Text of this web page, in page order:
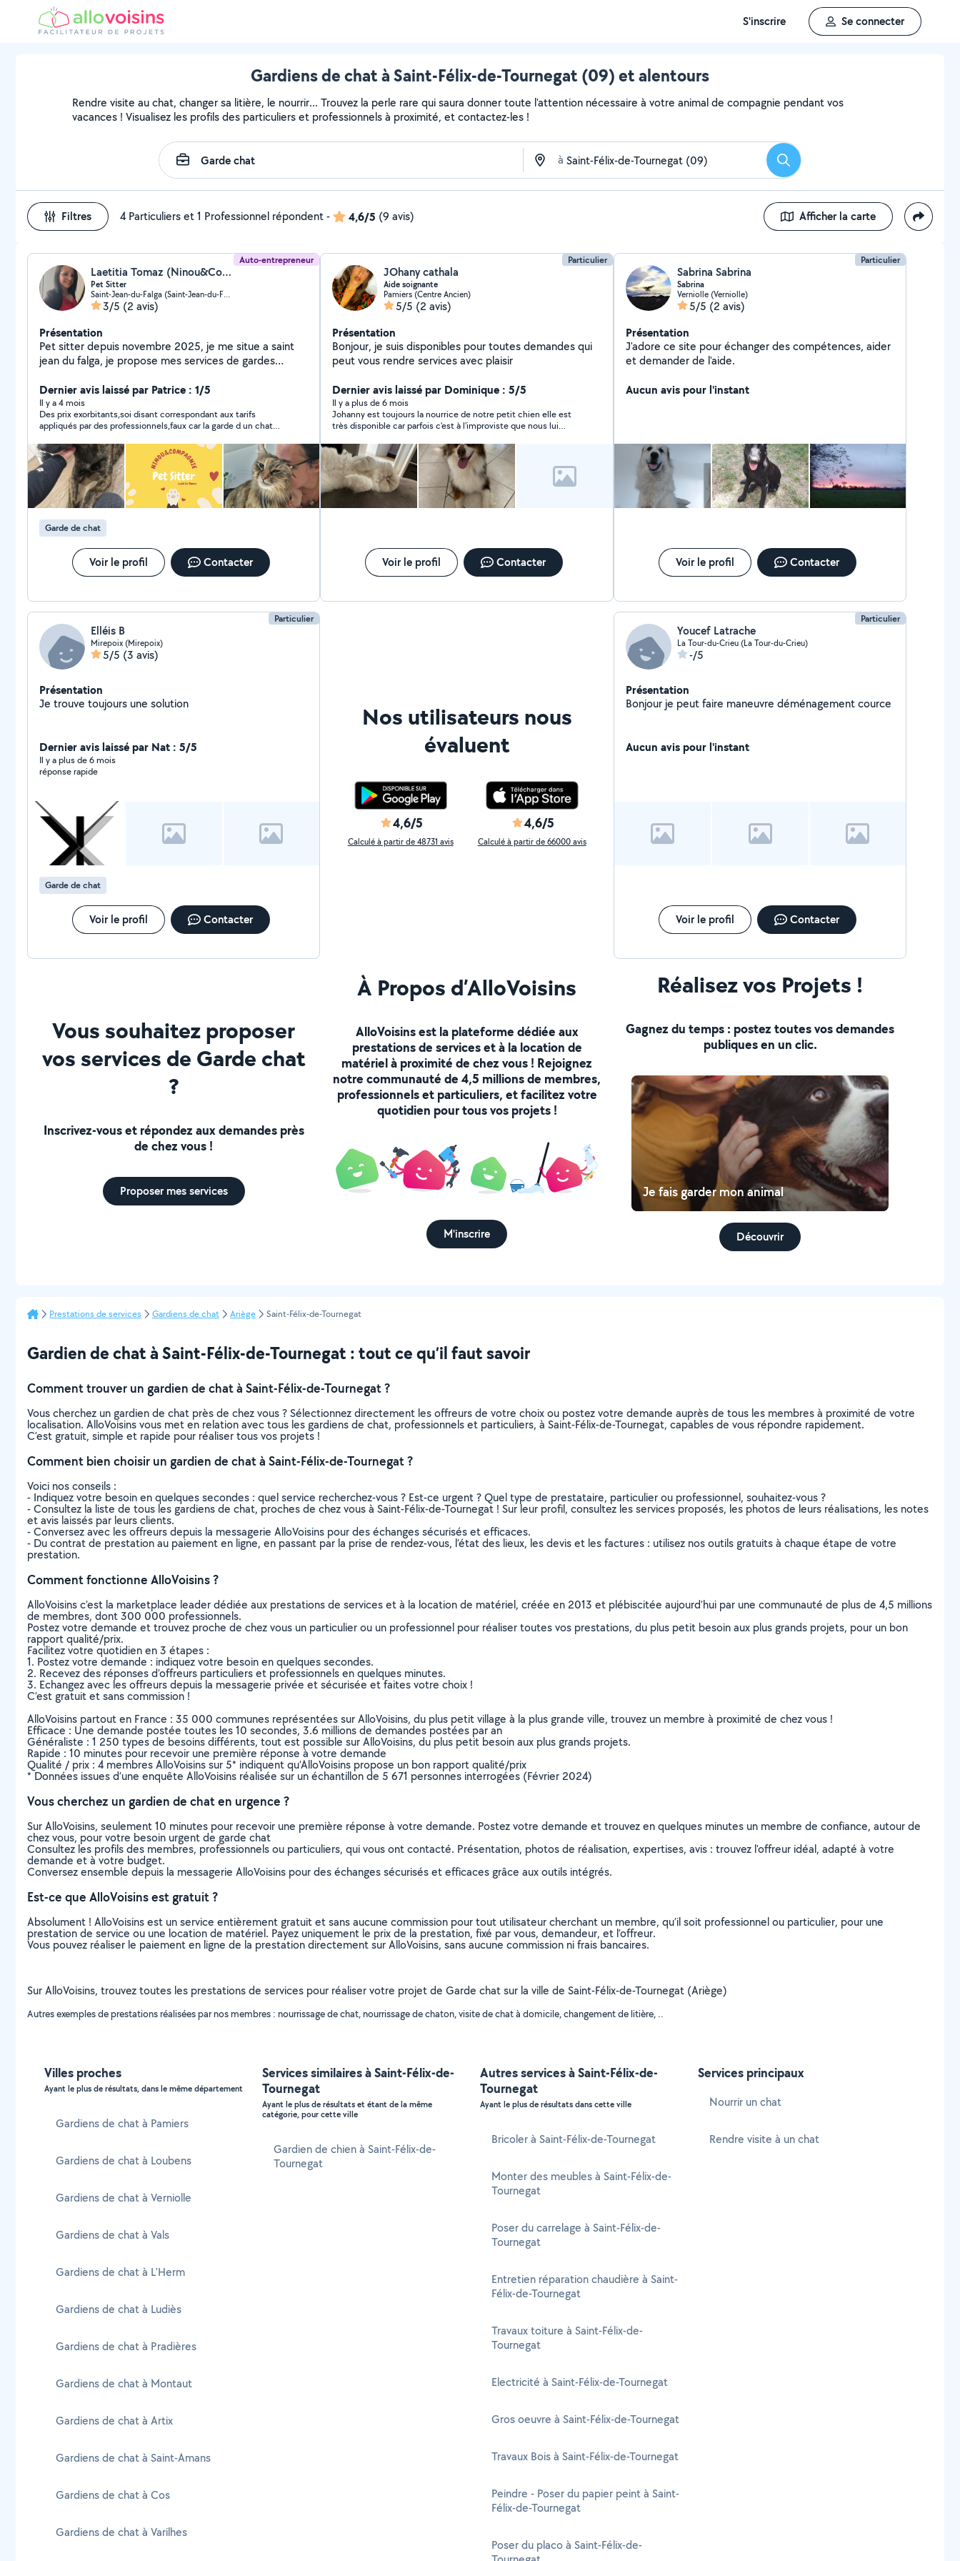
S'inscrire Se connecter
Gardiens de chat à Saint-Félix-de-Tournegat (09) et alentours
Rendre visite au chat, changer sa litière, le nourrir... Trouvez la perle rare qui saura donner toute l'attention nécessaire à votre animal de compagnie pendant vos
vacances ! Visualisez les profils des particuliers et professionnels à proximité, et contactez-les !
à Rechercher
Filtres 4 Particuliers et 1 Professionnel répondent- 4,6/5 (9 avis) Afficher la carte
Auto-entrepreneur
Laetitia Tomaz (Ninou&Compagnie)
Pet Sitter
Saint-Jean-du-Falga (Saint-Jean-du-Falga)
3/5 (2 avis)
Présentation
Pet sitter depuis novembre 2025, je me situe a saint
jean du falga, je propose mes services de gardes
alentours . Garde à mon domicile, visite au domicile du
propriétaire.
Dernier avis laissé par Patrice : 1/5
Il y a 4 mois
Des prix exorbitants,soi disant correspondant aux tarifs
appliqués par des professionnels,faux car la garde d un chat
Garde de chat
Voir le profil Contacter
Particulier
JOhany cathala
Aide soignante
Pamiers (Centre Ancien)
5/5 (2 avis)
Présentation
Bonjour, je suis disponibles pour toutes demandes qui
peut vous rendre services avec plaisir
Dernier avis laissé par Dominique : 5/5
Il y a plus de 6 mois
Johanny est toujours la nourrice de notre petit chien elle est
très disponible car parfois c'est à l'improviste que nous lui
aussi (mais des chats). Elle est très souriante et aimable.
Voir le profil Contacter
Particulier
Sabrina Sabrina
Sabrina
Verniolle (Verniolle)
5/5 (2 avis)
Présentation
J'adore ce site pour échanger des compétences, aider
et demander de l'aide.
Aucun avis pour l'instant
Voir le profil Contacter
Particulier
Elléis B
Mirepoix (Mirepoix)
5/5 (3 avis)
Présentation
Je trouve toujours une solution
Dernier avis laissé par Nat : 5/5
Il y a plus de 6 mois
réponse rapide
Garde de chat
Voir le profil Contacter
Nos utilisateurs nous
évaluent
4,6/5
Calculé à partir de 48731 avis
4,6/5
Calculé à partir de 66000 avis
Particulier
Youcef Latrache
La Tour-du-Crieu (La Tour-du-Crieu)
-/5
Présentation
Bonjour je peut faire maneuvre déménagement cource
Aucun avis pour l'instant
Voir le profil Contacter
Vous souhaitez proposer
vos services de Garde chat
?
Inscrivez-vous et répondez aux demandes près
de chez vous !
Proposer mes services
À Propos d’AlloVoisins
AlloVoisins est la plateforme dédiée aux
prestations de services et à la location de
matériel à proximité de chez vous ! Rejoignez
notre communauté de 4,5 millions de membres,
professionnels et particuliers, et facilitez votre
quotidien pour tous vos projets !
M'inscrire
Réalisez vos Projets !
Gagnez du temps : postez toutes vos demandes
publiques en un clic.
Je fais garder mon animal
Découvrir
Prestations de services Gardiens de chat Ariège Saint-Félix-de-Tournegat
Gardien de chat à Saint-Félix-de-Tournegat : tout ce qu’il faut savoir
Comment trouver un gardien de chat à Saint-Félix-de-Tournegat ?
Vous cherchez un gardien de chat près de chez vous ? Sélectionnez directement les offreurs de votre choix ou postez votre demande auprès de tous les membres à proximité de votre
localisation. AlloVoisins vous met en relation avec tous les gardiens de chat, professionnels et particuliers, à Saint-Félix-de-Tournegat, capables de vous répondre rapidement.
C’est gratuit, simple et rapide pour réaliser tous vos projets !
Comment bien choisir un gardien de chat à Saint-Félix-de-Tournegat ?
Voici nos conseils :
- Indiquez votre besoin en quelques secondes : quel service recherchez-vous ? Est-ce urgent ? Quel type de prestataire, particulier ou professionnel, souhaitez-vous ?
- Consultez la liste de tous les gardiens de chat, proches de chez vous à Saint-Félix-de-Tournegat ! Sur leur profil, consultez les services proposés, les photos de leurs réalisations, les notes
et avis laissés par leurs clients.
- Conversez avec les offreurs depuis la messagerie AlloVoisins pour des échanges sécurisés et efficaces.
- Du contrat de prestation au paiement en ligne, en passant par la prise de rendez-vous, l’état des lieux, les devis et les factures : utilisez nos outils gratuits à chaque étape de votre
prestation.
Comment fonctionne AlloVoisins ?
AlloVoisins c’est la marketplace leader dédiée aux prestations de services et à la location de matériel, créée en 2013 et plébiscitée aujourd’hui par une communauté de plus de 4,5 millions
de membres, dont 300 000 professionnels.
Postez votre demande et trouvez proche de chez vous un particulier ou un professionnel pour réaliser toutes vos prestations, du plus petit besoin aux plus grands projets, pour un bon
rapport qualité/prix.
Facilitez votre quotidien en 3 étapes :
1. Postez votre demande : indiquez votre besoin en quelques secondes.
2. Recevez des réponses d’offreurs particuliers et professionnels en quelques minutes.
3. Echangez avec les offreurs depuis la messagerie privée et sécurisée et faites votre choix !
C’est gratuit et sans commission !
AlloVoisins partout en France : 35 000 communes représentées sur AlloVoisins, du plus petit village à la plus grande ville, trouvez un membre à proximité de chez vous !
Efficace : Une demande postée toutes les 10 secondes, 3.6 millions de demandes postées par an
Généraliste : 1 250 types de besoins différents, tout est possible sur AlloVoisins, du plus petit besoin aux plus grands projets.
Rapide : 10 minutes pour recevoir une première réponse à votre demande
Qualité / prix : 4 membres AlloVoisins sur 5* indiquent qu’AlloVoisins propose un bon rapport qualité/prix
* Données issues d’une enquête AlloVoisins réalisée sur un échantillon de 5 671 personnes interrogées (Février 2024)
Vous cherchez un gardien de chat en urgence ?
Sur AlloVoisins, seulement 10 minutes pour recevoir une première réponse à votre demande. Postez votre demande et trouvez en quelques minutes un membre de confiance, autour de
chez vous, pour votre besoin urgent de garde chat
Consultez les profils des membres, professionnels ou particuliers, qui vous ont contacté. Présentation, photos de réalisation, expertises, avis : trouvez l'offreur idéal, adapté à votre
demande et à votre budget.
Conversez ensemble depuis la messagerie AlloVoisins pour des échanges sécurisés et efficaces grâce aux outils intégrés.
Est-ce que AlloVoisins est gratuit ?
Absolument ! AlloVoisins est un service entièrement gratuit et sans aucune commission pour tout utilisateur cherchant un membre, qu’il soit professionnel ou particulier, pour une
prestation de service ou une location de matériel. Payez uniquement le prix de la prestation, fixé par vous, demandeur, et l’offreur.
Vous pouvez réaliser le paiement en ligne de la prestation directement sur AlloVoisins, sans aucune commission ni frais bancaires.
Sur AlloVoisins, trouvez toutes les prestations de services pour réaliser votre projet de Garde chat sur la ville de Saint-Félix-de-Tournegat (Ariège)
Autres exemples de prestations réalisées par nos membres : nourrissage de chat, nourrissage de chaton, visite de chat à domicile, changement de litière, ..
Villes proches
Ayant le plus de résultats, dans le même département
Gardiens de chat à Pamiers
Gardiens de chat à Loubens
Gardiens de chat à Verniolle
Gardiens de chat à Vals
Gardiens de chat à L'Herm
Gardiens de chat à Ludiès
Gardiens de chat à Pradières
Gardiens de chat à Montaut
Gardiens de chat à Artix
Gardiens de chat à Saint-Amans
Gardiens de chat à Cos
Gardiens de chat à Varilhes
Services similaires à Saint-Félix-de-
Tournegat
Ayant le plus de résultats et étant de la même
catégorie, pour cette ville
Gardien de chien à Saint-Félix-de-
Tournegat
Autres services à Saint-Félix-de-
Tournegat
Ayant le plus de résultats dans cette ville
Bricoler à Saint-Félix-de-Tournegat
Monter des meubles à Saint-Félix-de-
Tournegat
Poser du carrelage à Saint-Félix-de-
Tournegat
Entretien réparation chaudière à Saint-
Félix-de-Tournegat
Travaux toiture à Saint-Félix-de-
Tournegat
Electricité à Saint-Félix-de-Tournegat
Gros oeuvre à Saint-Félix-de-Tournegat
Travaux Bois à Saint-Félix-de-Tournegat
Peindre - Poser du papier peint à Saint-
Félix-de-Tournegat
Poser du placo à Saint-Félix-de-
Services principaux
Nourrir un chat
Rendre visite à un chat